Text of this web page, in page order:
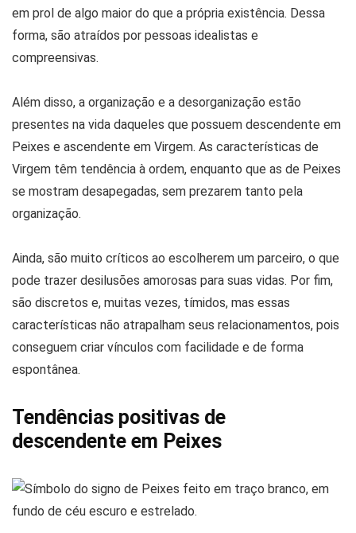
em prol de algo maior do que a própria existência. Dessa
forma, são atraídos por pessoas idealistas e
compreensivas.
Além disso, a organização e a desorganização estão
presentes na vida daqueles que possuem descendente em
Peixes e ascendente em Virgem. As características de
Virgem têm tendência à ordem, enquanto que as de Peixes
se mostram desapegadas, sem prezarem tanto pela
organização.
Ainda, são muito críticos ao escolherem um parceiro, o que
pode trazer desilusões amorosas para suas vidas. Por fim,
são discretos e, muitas vezes, tímidos, mas essas
características não atrapalham seus relacionamentos, pois
conseguem criar vínculos com facilidade e de forma
espontânea.
Tendências positivas de
descendente em Peixes